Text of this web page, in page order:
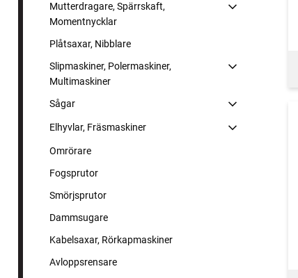
Mutterdragare, Spärrskaft,
Momentnycklar
Plåtsaxar, Nibblare
Slipmaskiner, Polermaskiner,
Multimaskiner
Sågar
Elhyvlar, Fräsmaskiner
Omrörare
Fogsprutor
Smörjsprutor
Dammsugare
Kabelsaxar, Rörkapmaskiner
Avloppsrensare